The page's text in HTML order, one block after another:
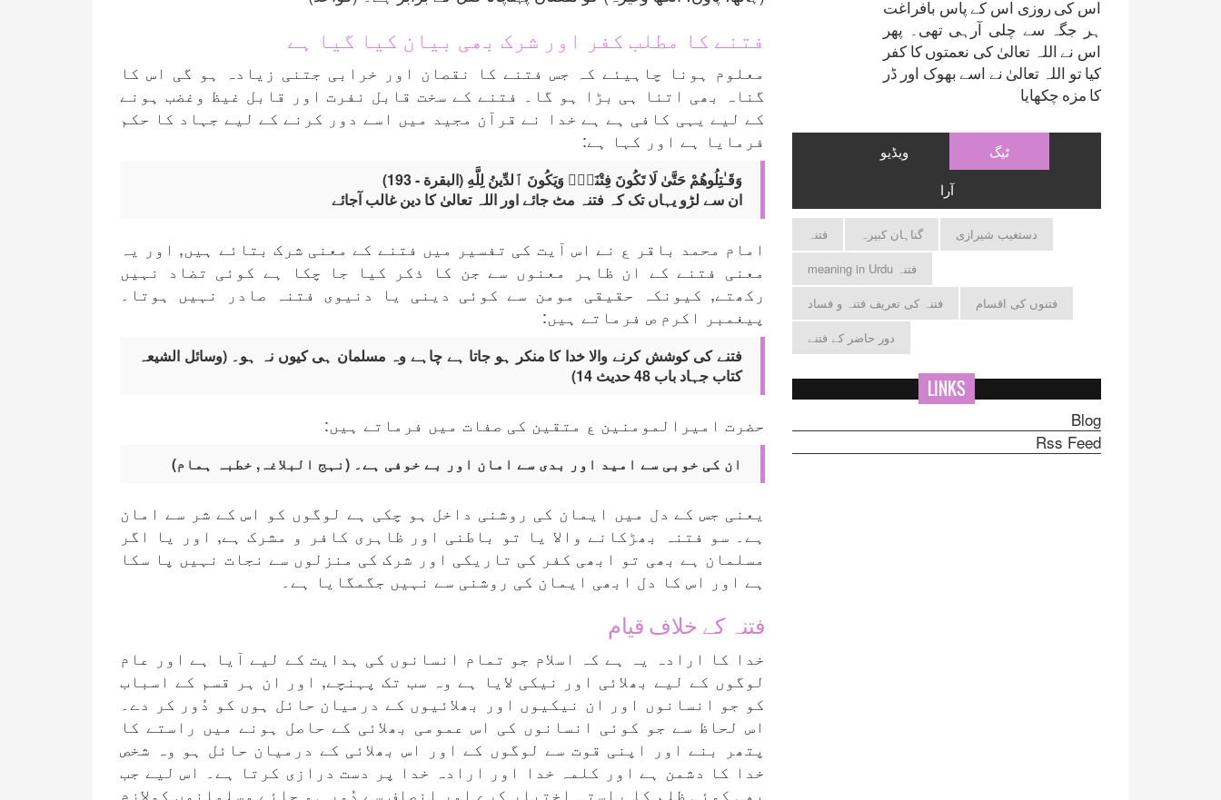
فتنے کا مطلب کفر اور شرک بھی بیان کیا گیا ہے
معلوم ہونا چاہیئے کہ جس فتنے کا نقصان اور خرابی جتنی زیادہ ہو گی اس کا
گناہ بھی اتنا ہی بڑا ہو گا۔ فتنے کے سخت قابل نفرت اور قابل غیظ وغضب ہونے
کے لیے یہی کافی ہے ہے خدا نے قرآن مجید میں اسے دور کرنے کے لیے جہاد کا حکم
فرمایا ہے اور کہا ہے:
وَقَـٰتِلُوهُمْ حَتَّىٰ لَا تَكُونَ فِتْنَةٌۭ وَيَكُونَ ٱلدِّينُ لِلَّهِ (البقرة - 193)
ان سے لڑو یہاں تک کہ فتنہ مٹ جائے اور اللہ تعالیٰ کا دین غالب آجائے
امام محمد باقر ع نے اس آیت کی تفسیر میں فتنے کے معنی شرک بتائے ہیں, اور یہ
معنی فتنے کے ان ظاہر معنوں سے جن کا ذکر کیا جا چکا ہے کوئی تضاد نہیں
رکھتے, کیونکہ حقیقی مومن سے کوئی دینی یا دنیوی فتنہ صادر نہیں ہوتا۔
پیغمبر اکرم ص فرماتے ہیں:
فتنے کی کوشش کرنے والا خدا کا منکر ہو جاتا ہے چاہے وہ مسلمان ہی کیوں نہ ہو۔ (وسائل الشیعہ
کتاب جہاد باب 48 حدیث 14)
حضرت امیرالمومنین ع متقین کی صفات میں فرماتے ہیں:
ان کی خوبی سے امید اور بدی سے امان اور بے خوفی ہے۔ (نہج البلاغہ, خطبہ ہمام)
یعنی جس کے دل میں ایمان کی روشنی داخل ہو چکی ہے لوگوں کو اس کے شر سے امان
ہے۔ سو فتنہ بھڑکانے والا یا تو باطنی اور ظاہری کافر و مشرک ہے, اور یا اگر
مسلمان ہے بھی تو ابھی کفر کی تاریکی اور شرک کی منزلوں سے نجات نہیں پا سکا
ہے اور اس کا دل ابھی ایمان کی روشنی سے نہیں جگمگایا ہے۔
فتنہ کے خلاف قیام
خدا کا ارادہ یہ ہے کہ اسلام جو تمام انسانوں کی ہدایت کے لیے آیا ہے اور عام
لوگوں کے لیے بھلائی اور نیکی لایا ہے وہ سب تک پہنچے, اور ان ہر قسم کے اسباب
کو جو انسانوں اور ان نیکیوں اور بھلائیوں کے درمیان حائل ہوں کو دُور کر دے۔
اس لحاظ سے جو کوئی انسانوں کی اس عمومی بھلائی کے حاصل ہونے میں راستے کا
پتھر بنے اور اپنی قوت سے لوگوں کے اور اس بھلائی کے درمیان حائل ہو وہ شخص
خدا کا دشمن ہے اور کلمہ خدا اور ارادہ خدا پر دست درازی کرتا ہے۔ اس لیے جب
بھی کوئی ظلم کا راستہ اختیار کرے اور انصاف سے دُور ہو جائے مسلمانوں کولازم
اس کی روزی اس کے پاس بافراغت
ہر جگہ سے چلی آرہی تھی۔ پھر
اس نے اللہ تعالیٰ کی نعمتوں کا کفر
کیا تو اللہ تعالیٰ نے اسے بھوک اور ڈر
کا مزه چکھایا
ٹیگ
ویڈیو
آرا
فتنہ گناہان کبیرہ
دستغیب شیرازی
فتنہ meaning in Urdu
فتنہ کی تعریف فتنہ و فساد
فتنوں کی اقسام
دور حاضر کے فتنے
LINKS
Blog
Rss Feed